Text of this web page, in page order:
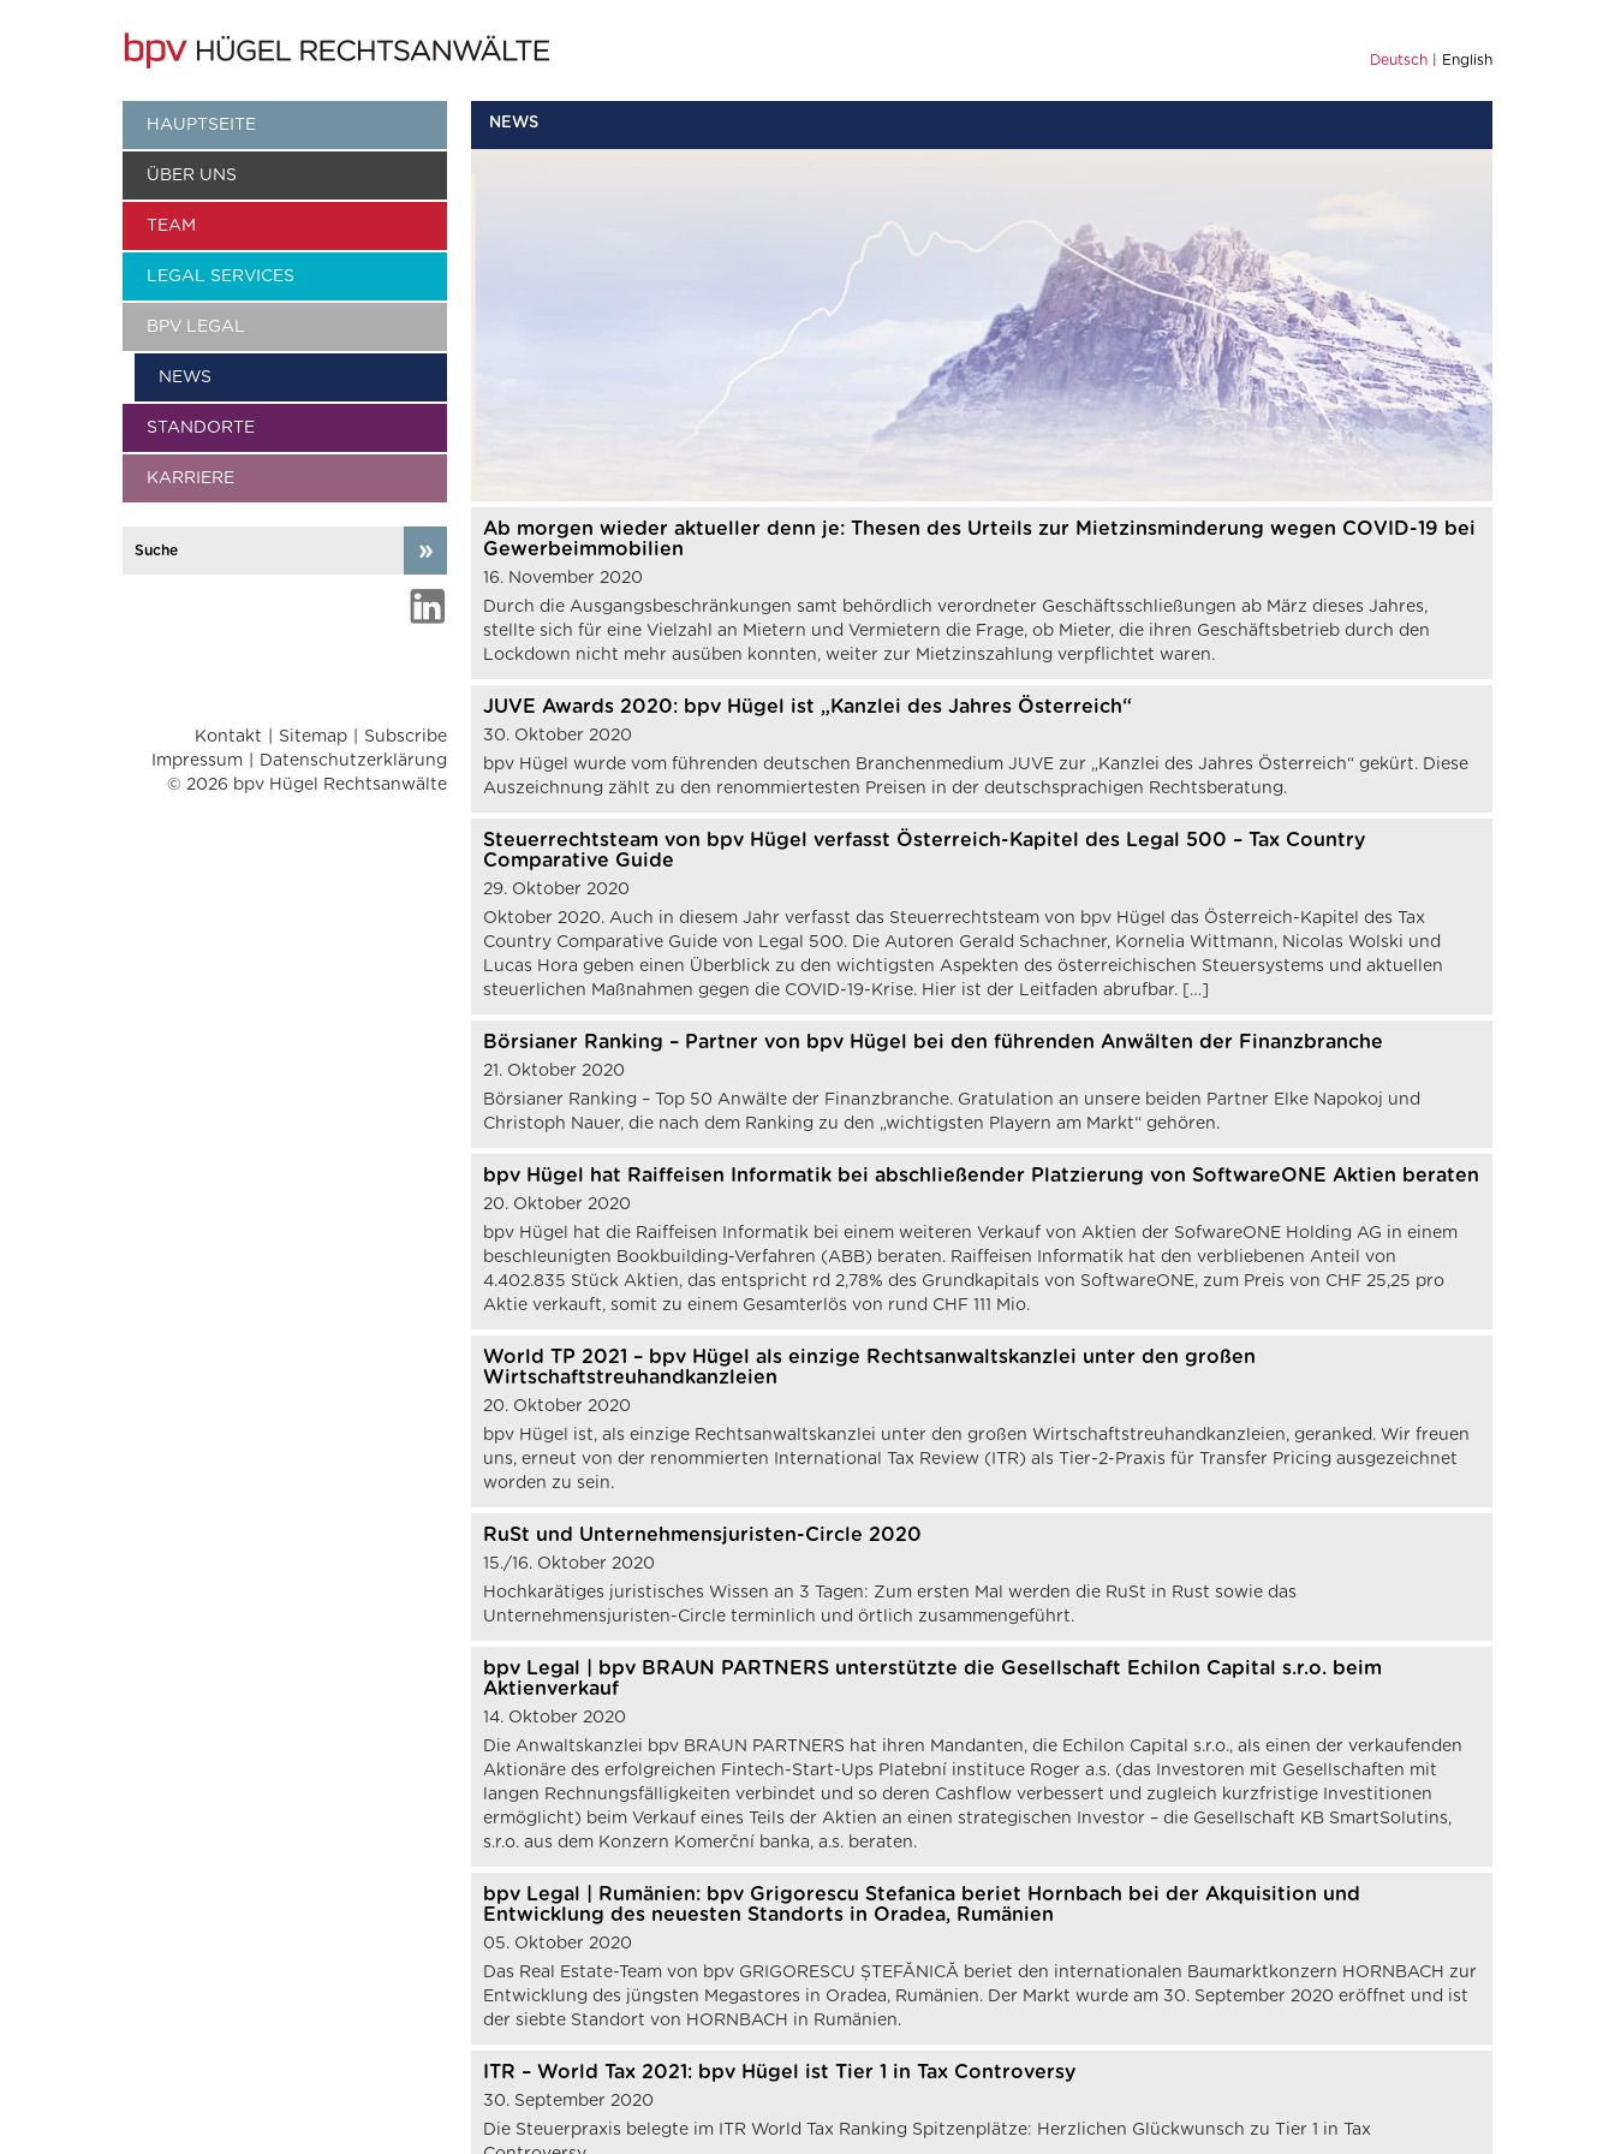
Deutsch English
HAUPTSEITE
ÜBER UNS
TEAM
LEGAL SERVICES
BPV LEGAL
NEWS
STANDORTE
KARRIERE
Kontakt Sitemap
Subscribe
Impressum
Datenschutzerklärung
© 2026 bpv Hügel Rechtsanwälte
NEWS
Ab morgen wieder aktueller denn je: Thesen des Urteils zur Mietzinsminderung wegen COVID-19 bei
Gewerbeimmobilien
16. November 2020
Durch die Ausgangsbeschränkungen samt behördlich verordneter Geschäftsschließungen ab März dieses Jahres,
stellte sich für eine Vielzahl an Mietern und Vermietern die Frage, ob Mieter, die ihren Geschäftsbetrieb durch den
Lockdown nicht mehr ausüben konnten, weiter zur Mietzinszahlung verpflichtet waren.
JUVE Awards 2020: bpv Hügel ist „Kanzlei des Jahres Österreich“
30. Oktober 2020
bpv Hügel wurde vom führenden deutschen Branchenmedium JUVE zur „Kanzlei des Jahres Österreich“ gekürt. Diese
Auszeichnung zählt zu den renommiertesten Preisen in der deutschsprachigen Rechtsberatung.
Steuerrechtsteam von bpv Hügel verfasst Österreich-Kapitel des Legal 500 – Tax Country
Comparative Guide
29. Oktober 2020
Oktober 2020. Auch in diesem Jahr verfasst das Steuerrechtsteam von bpv Hügel das Österreich-Kapitel des Tax
Country Comparative Guide von Legal 500. Die Autoren Gerald Schachner, Kornelia Wittmann, Nicolas Wolski und
Lucas Hora geben einen Überblick zu den wichtigsten Aspekten des österreichischen Steuersystems und aktuellen
steuerlichen Maßnahmen gegen die COVID-19-Krise. Hier ist der Leitfaden abrufbar. […]
Börsianer Ranking – Partner von bpv Hügel bei den führenden Anwälten der Finanzbranche
21. Oktober 2020
Börsianer Ranking – Top 50 Anwälte der Finanzbranche. Gratulation an unsere beiden Partner Elke Napokoj und
Christoph Nauer, die nach dem Ranking zu den „wichtigsten Playern am Markt“ gehören.
bpv Hügel hat Raiffeisen Informatik bei abschließender Platzierung von SoftwareONE Aktien beraten
20. Oktober 2020
bpv Hügel hat die Raiffeisen Informatik bei einem weiteren Verkauf von Aktien der SofwareONE Holding AG in einem
beschleunigten Bookbuilding-Verfahren (ABB) beraten. Raiffeisen Informatik hat den verbliebenen Anteil von
4.402.835 Stück Aktien, das entspricht rd 2,78% des Grundkapitals von SoftwareONE, zum Preis von CHF 25,25 pro
Aktie verkauft, somit zu einem Gesamterlös von rund CHF 111 Mio.
World TP 2021 – bpv Hügel als einzige Rechtsanwaltskanzlei unter den großen
Wirtschaftstreuhandkanzleien
20. Oktober 2020
bpv Hügel ist, als einzige Rechtsanwaltskanzlei unter den großen Wirtschaftstreuhandkanzleien, geranked. Wir freuen
uns, erneut von der renommierten International Tax Review (ITR) als Tier-2-Praxis für Transfer Pricing ausgezeichnet
worden zu sein.
RuSt und Unternehmensjuristen-Circle 2020
15./16. Oktober 2020
Hochkarätiges juristisches Wissen an 3 Tagen: Zum ersten Mal werden die RuSt in Rust sowie das
Unternehmensjuristen-Circle terminlich und örtlich zusammengeführt.
bpv Legal | bpv BRAUN PARTNERS unterstützte die Gesellschaft Echilon Capital s.r.o. beim
Aktienverkauf
14. Oktober 2020
Die Anwaltskanzlei bpv BRAUN PARTNERS hat ihren Mandanten, die Echilon Capital s.r.o., als einen der verkaufenden
Aktionäre des erfolgreichen Fintech-Start-Ups Platební instituce Roger a.s. (das Investoren mit Gesellschaften mit
langen Rechnungsfälligkeiten verbindet und so deren Cashflow verbessert und zugleich kurzfristige Investitionen
ermöglicht) beim Verkauf eines Teils der Aktien an einen strategischen Investor – die Gesellschaft KB SmartSolutins,
s.r.o. aus dem Konzern Komerční banka, a.s. beraten.
bpv Legal | Rumänien: bpv Grigorescu Stefanica beriet Hornbach bei der Akquisition und
Entwicklung des neuesten Standorts in Oradea, Rumänien
05. Oktober 2020
Das Real Estate-Team von bpv GRIGORESCU ȘTEFĂNICĂ beriet den internationalen Baumarktkonzern HORNBACH zur
Entwicklung des jüngsten Megastores in Oradea, Rumänien. Der Markt wurde am 30. September 2020 eröffnet und ist
der siebte Standort von HORNBACH in Rumänien.
ITR – World Tax 2021: bpv Hügel ist Tier 1 in Tax Controversy
30. September 2020
Die Steuerpraxis belegte im ITR World Tax Ranking Spitzenplätze: Herzlichen Glückwunsch zu Tier 1 in Tax